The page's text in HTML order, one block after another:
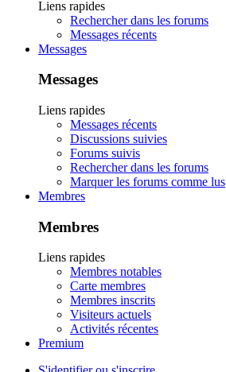
Liens rapides
Rechercher dans les forums
Messages récents
Messages
Messages
Liens rapides
Messages récents
Discussions suivies
Forums suivis
Rechercher dans les forums
Marquer les forums comme lus
Membres
Membres
Liens rapides
Membres notables
Carte membres
Membres inscrits
Visiteurs actuels
Activités récentes
Premium